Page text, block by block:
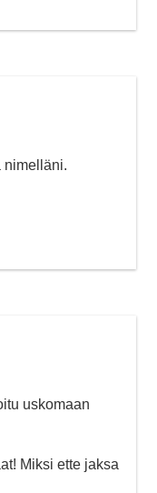
nimelläni.
uskomaan
Miksi ette jaksa